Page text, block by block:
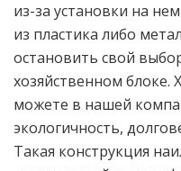
из-за установки на
из пластика либо
остановить свой
хозяйственном блоке.
можете в нашей
экологичность,
Такая конструкция